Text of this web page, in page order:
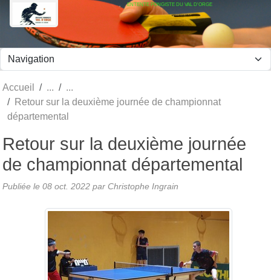
ENTENTE PONGISTE DU VAL D'ORGE
Accueil
Retour sur la deuxième journée de championnat
départemental
Retour sur la deuxième journée
de championnat départemental
Publiée le 08 oct. 2022 par Christophe Ingrain
Panneau de gestion des cookies